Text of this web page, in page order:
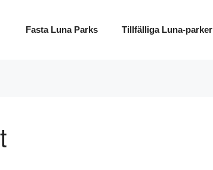
Fasta Luna Parks Tillfälliga Luna-parker